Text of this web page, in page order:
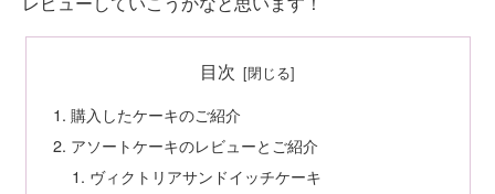
目次
購入したケーキのご紹介
アソートケーキのレビューとご紹介
ヴィクトリアサンドイッチケーキ